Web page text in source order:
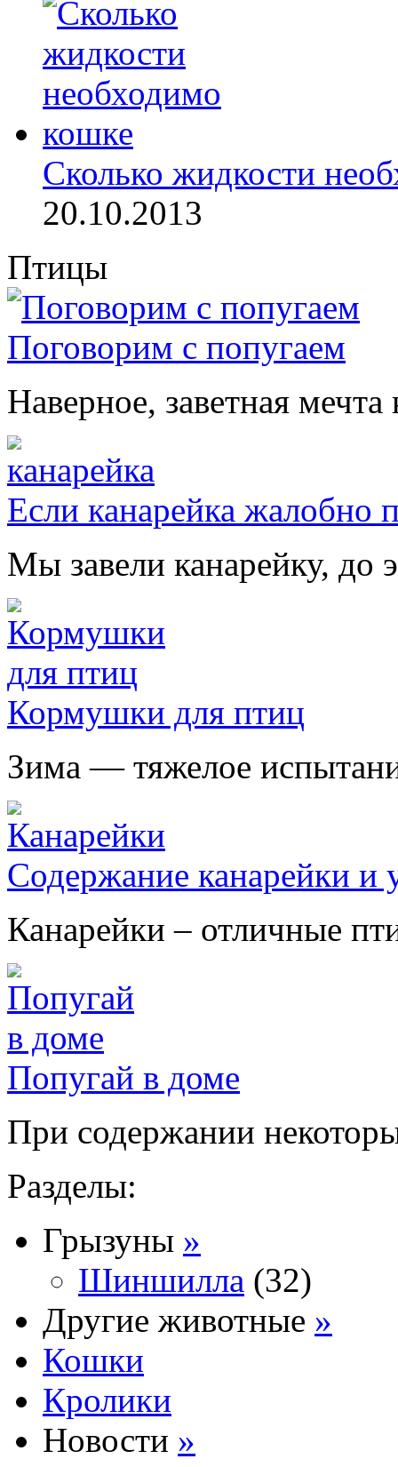
Сколько жидкости
20.10.2013
Птицы
Поговорим с попугаем
Наверное, заветная
Если канарейка жалобно
Мы завели канарейку, до
Кормушки для птиц
Зима — тяжелое
Содержание канарейки и
Канарейки – отличные
Попугай в доме
При содержании
Разделы:
Грызуны »
Шиншилла (32)
Другие животные »
Кошки
Кролики
Новости »